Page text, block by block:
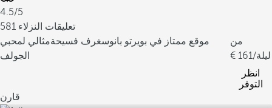
4.5/5
581 تعليقات النزلاء
موقع ممتاز في بويرتو بانوسغرف فسيحةمثالي لمحبي
الجولف
من
161 /ليلة
انظر
التوفر
قارن
ر
ي
ة
ك